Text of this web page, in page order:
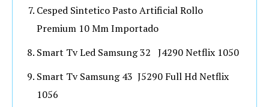
Cesped Sintetico Pasto Artificial Rollo
Premium 10 Mm Importado
Smart Tv Led Samsung 32 J4290 Netflix 1050
Smart Tv Samsung 43 J5290 Full Hd Netflix
1056